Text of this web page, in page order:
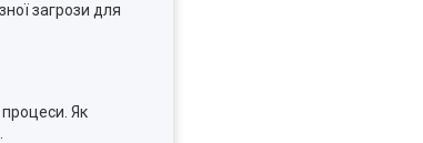
загрози для
Як